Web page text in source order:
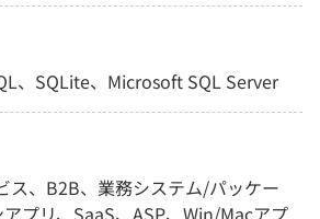
、SQLite、Microsoft SQL Server
ス、B2B、業務システム/パッケー